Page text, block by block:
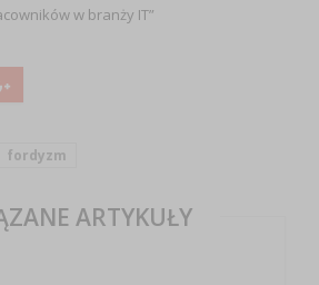
w branży IT”
fordyzm
ARTYKUŁY